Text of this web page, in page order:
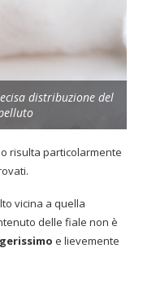
distribuzione del
risulta particolarmente
vicina a quella
delle fiale non è
e lievemente